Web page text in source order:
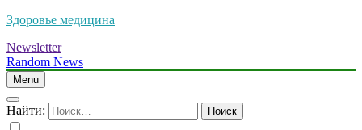
Здоровье медицина
Newsletter
Random News
Menu
Найти: